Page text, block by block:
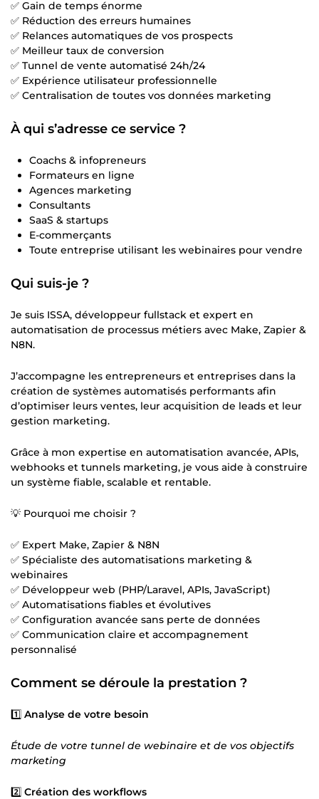
✅ Gain de temps énorme
✅ Réduction des erreurs humaines
✅ Relances automatiques de vos prospects
✅ Meilleur taux de conversion
✅ Tunnel de vente automatisé 24h/24
✅ Expérience utilisateur professionnelle
✅ Centralisation de toutes vos données marketing
À qui s’adresse ce service ?
Coachs & infopreneurs
Formateurs en ligne
Agences marketing
Consultants
SaaS & startups
E-commerçants
Toute entreprise utilisant les webinaires pour vendre
Qui suis-je ?
Je suis ISSA, développeur fullstack et expert en
automatisation de processus métiers avec Make, Zapier &
N8N.
J’accompagne les entrepreneurs et entreprises dans la
création de systèmes automatisés performants afin
d’optimiser leurs ventes, leur acquisition de leads et leur
gestion marketing.
Grâce à mon expertise en automatisation avancée, APIs,
webhooks et tunnels marketing, je vous aide à construire
un système fiable, scalable et rentable.
💡 Pourquoi me choisir ?
✅ Expert Make, Zapier & N8N
✅ Spécialiste des automatisations marketing &
webinaires
✅ Développeur web (PHP/Laravel, APIs, JavaScript)
✅ Automatisations fiables et évolutives
✅ Configuration avancée sans perte de données
✅ Communication claire et accompagnement
personnalisé
Comment se déroule la prestation ?
1️⃣ Analyse de votre besoin
Étude de votre tunnel de webinaire et de vos objectifs
marketing
2️⃣ Création des workflows